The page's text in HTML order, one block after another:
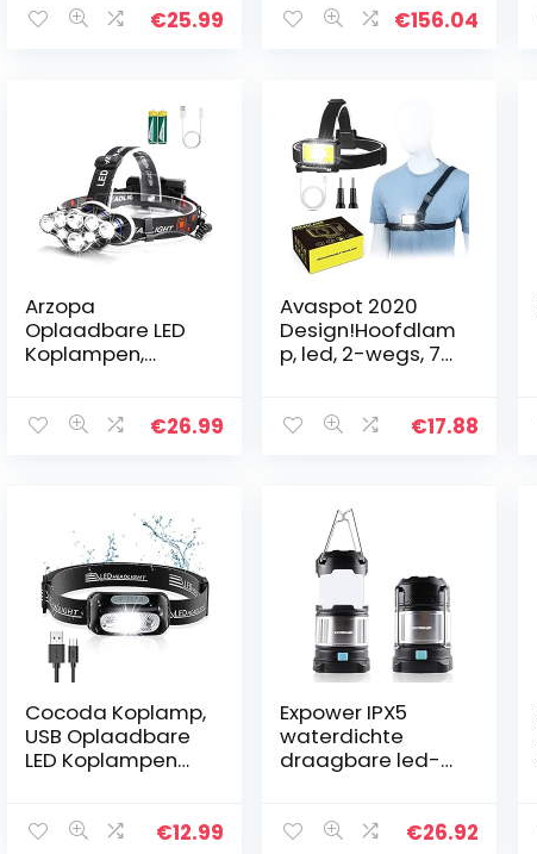
Lichtgewicht &
€25.99 €156.04
Arzopa
Oplaadbare LED
Koplampen,
Waterdichte€26.99
Avaspot 2020
Design!Hoofdlam
p, led, 2-wegs, 7
USB-oplaadbaar,
€17.88
Cocoda Koplamp,
USB Oplaadbare
LED Koplampen
160 Lumen,
€12.99
Expower IPX5
waterdichte
draagbare led-
tuinlantaarn, USB-
€26.92